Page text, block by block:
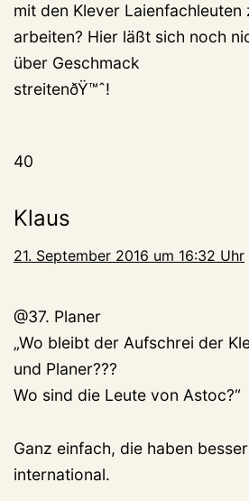
mit den Klever Laienfachleuten
arbeiten? Hier läßt sich noch
über Geschmack
streitenðŸ™ˆ!
40
Klaus
21. September 2016 um 16:32 Uhr
@37. Planer
„Wo bleibt der Aufschrei der
und Planer???
Wo sind die Leute von Astoc?“
Ganz einfach, die haben
international.